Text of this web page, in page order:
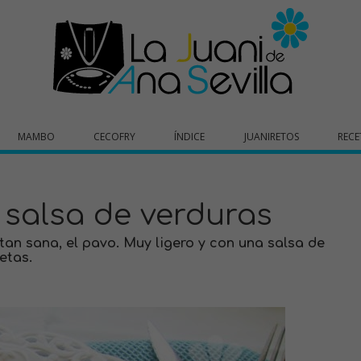
MAMBO CECOFRY ÍNDICE JUANIRETOS
de verduras
sana, el pavo. Muy ligero y con una salsa de